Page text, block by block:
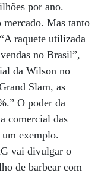
por ano.
mercado. Mas tanto
raquete utilizada
no Brasil”,
da Wilson no
Slam, as
O poder da
comercial das
exemplo.
vai divulgar o
de barbear com